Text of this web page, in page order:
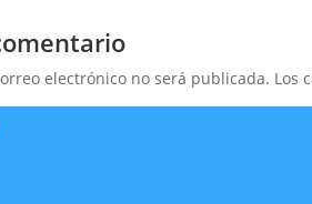
electrónico no será publicada. Los